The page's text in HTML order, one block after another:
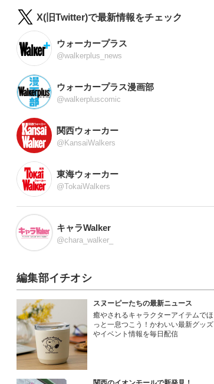
X(旧Twitter)で最新情報をチェック
ウォーカープラス
@walkerplus_news
ウォーカープラス漫画部
@walkerpluscomic
関西ウォーカー
@KansaiWalkers
東海ウォーカー
@TokaiWalkers
キャラWalker
@chara_walker_
編集部イチオシ
スヌーピーたちの最新ニュース
癒やされるキャラクターアイテムでほ
っと一息つこう！かわいい最新グッズ
やイベント情報を毎日配信